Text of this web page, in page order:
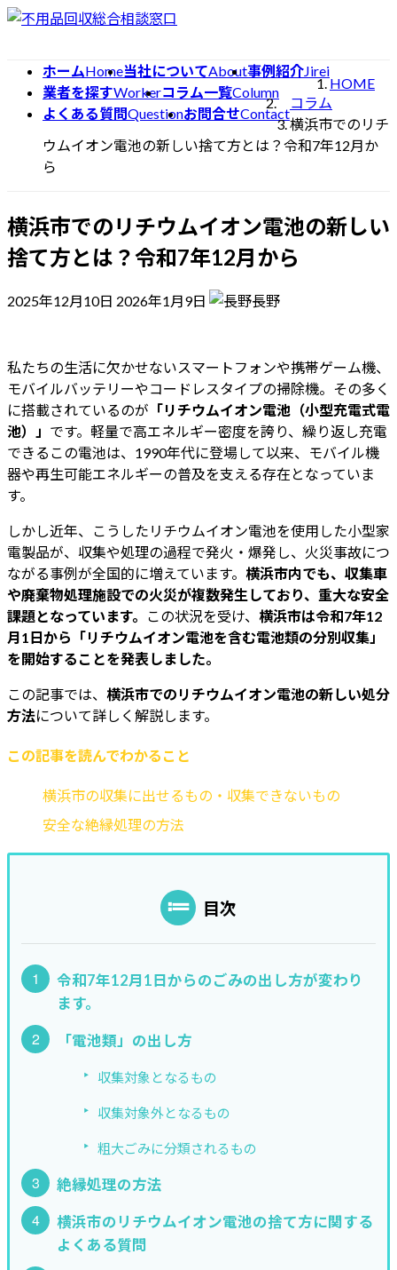
コ
ナ
ホームHome当社についてAbout事例紹介Jirei
業者を探すWorkerコラム一覧Column
よくある質問Questionお問合せContact
HOME
コラム
横浜市でのリチ
ウムイオン電池の新しい捨て方とは？令和7年12月か
ら
横浜市でのリチウムイオン電池の新しい
捨て方とは？令和7年12月から
2025年12月10日 最
新
日
時
:
2026年1月9日 長野
私たちの生活に欠かせないスマートフォンや携帯ゲーム機、
モバイルバッテリーやコードレスタイプの掃除機。その多く
に搭載されているのが 「リチウムイオン電池（小型充電式電
池）」 です。軽量で高エネルギー密度を誇り、繰り返し充電
できるこの電池は、1990年代に登場して以来、モバイル機
器や再生可能エネルギーの普及を支える存在となっていま
す。
しかし近年、こうしたリチウムイオン電池を使用した小型家
電製品が、収集や処理の過程で発火・爆発し、火災事故につ
ながる事例が全国的に増えています。 横浜市内でも、収集車
や廃棄物処理施設での火災が複数発生しており、重大な安全
課題となっています。
この状況を受け、 横浜市は令和7年12
月1日から「リチウムイオン電池を含む電池類の分別収集」
を開始することを発表しました。
この記事では、 横浜市でのリチウムイオン電池の新しい処分
方法について詳しく解説します。
この記事を読んでわかること
横浜市の収集に出せるもの・収集できないもの
安全な絶縁処理の方法
目次
令和7年12月1日からのごみの出し方が変わり
ます。
「電池類」の出し方
収集対象となるもの
収集対象外となるもの
粗大ごみに分類されるもの
絶縁処理の方法
横浜市のリチウムイオン電池の捨て方に関する
よくある質問